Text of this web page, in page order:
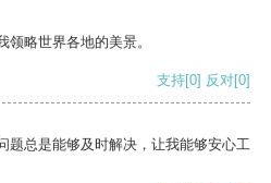
略世界各地的美景。
支持[0] 反对[0]
题总是能够及时解决，让我能够安心工